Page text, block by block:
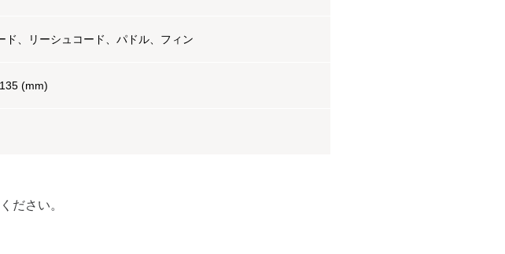
ド、リーシュコード、パドル、フィン
(mm)
ださい。